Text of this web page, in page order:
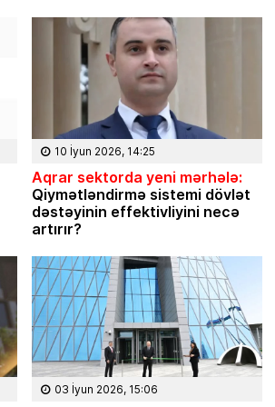
10 İyun 2026, 14:25
Aqrar sektorda yeni mərhələ:
Qiymətləndirmə sistemi dövlət
dəstəyinin effektivliyini necə
artırır?
03 İyun 2026, 15:06
Türkiyədə 2023-cü ilin avqust ayında
növbəti prezident seçkiləri keçiriləcək.
Seçkilərə bir ildən çox vaxt qalmasına
baxmayaraq, Türkiyə cəmiyyətində
indidən müzakirələr […]